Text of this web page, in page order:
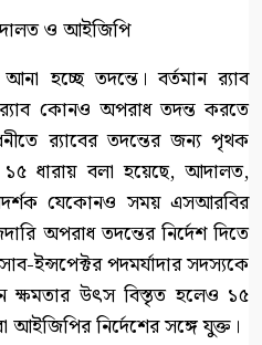
ও আইজিপি
হচ্ছে তদন্তে। বর্তমান র‍্যাব
র‍্যাব কোনও অপরাধ তদন্ত করতে
র‍্যাবের তদন্তের জন্য পৃথক
ধারায় বলা হয়েছে, আদালত,
যেকোনও সময় এসআরবির
অপরাধ তদন্তের নির্দেশ দিতে
ইন্সপেক্টর পদমর্যাদার সদস্যকে
ক্ষমতার উৎস বিস্তৃত হলেও ১৫
নির্দেশের সঙ্গে যুক্ত।